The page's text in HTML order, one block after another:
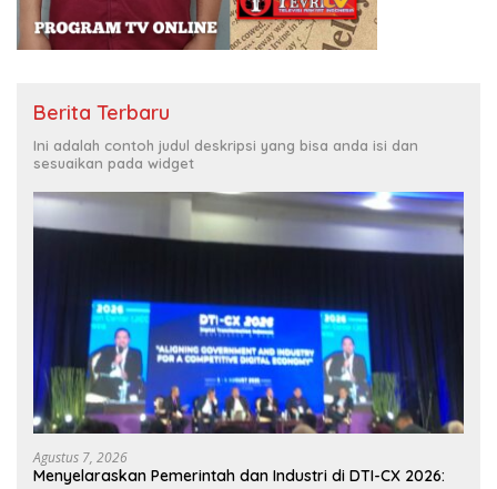
Berita Terbaru
Ini adalah contoh judul deskripsi yang bisa anda isi dan
sesuaikan pada widget
Agustus 7, 2026
Menyelaraskan Pemerintah dan Industri di DTI-CX 2026: